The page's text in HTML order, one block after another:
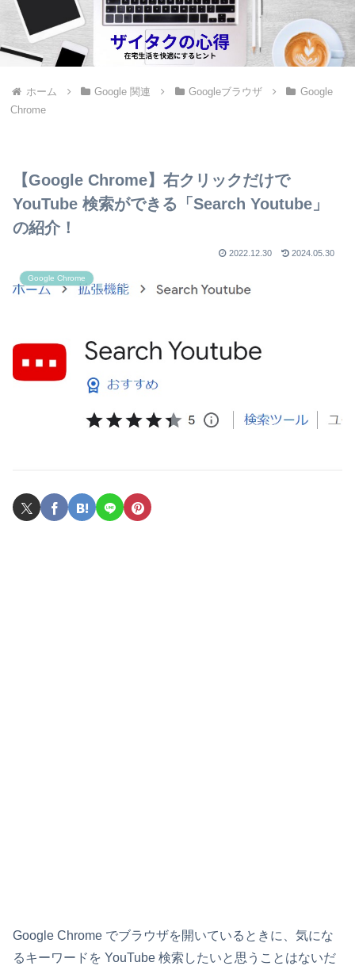
ホーム Google 関連 Googleブラウザ
Google
Chrome
【Google Chrome】右クリックだけで
YouTube 検索ができる「Search Youtube」
の紹介！
2022.12.30 2024.05.30
Google Chrome
Google Chrome でブラウザを開いているときに、気にな
るキーワードを YouTube 検索したいと思うことはないだ